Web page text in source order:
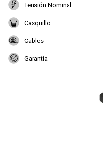
Tensión Nominal
Casquillo
Cables
Garantía